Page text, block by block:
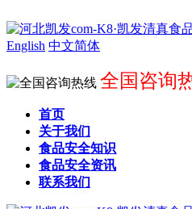
English 中文简体
全国咨询
首页
关于我们
食品安全知识
食品安全资讯
联系我们